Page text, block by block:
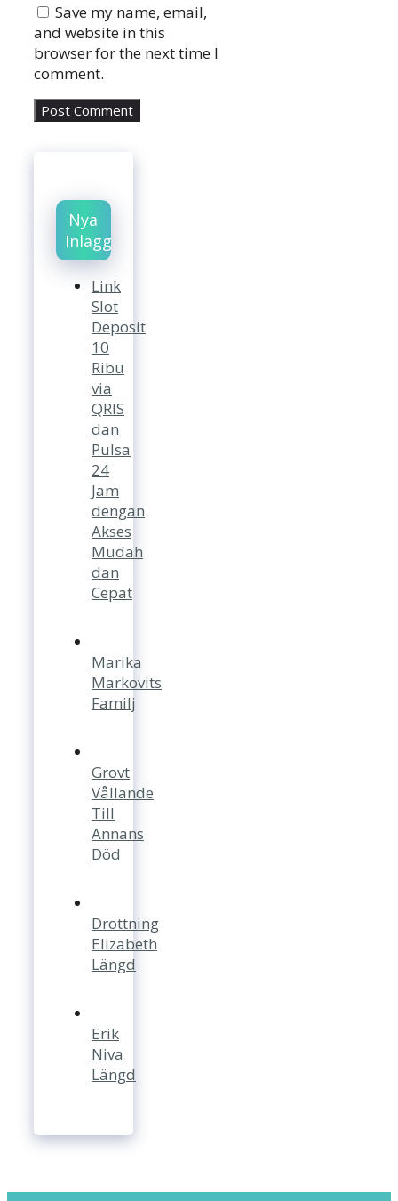
Save my name, email,
and website in this
browser for the next time I
comment.
Nya
Inlägg
Link
Slot
Deposit
10
Ribu
via
QRIS
dan
Pulsa
24
Jam
dengan
Akses
Mudah
dan
Cepat
Marika
Markovits
Familj
Grovt
Vållande
Till
Annans
Död
Drottning
Elizabeth
Längd
Erik
Niva
Längd